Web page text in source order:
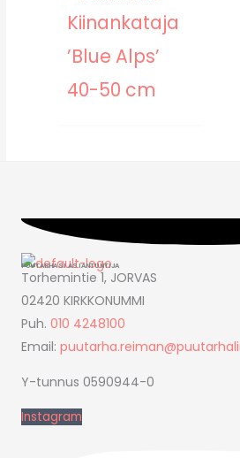
Kiinankataja
’Blue Alps’
40-50 cm
PUUTARHASI ASIANTUNTIJA
Torhemintie 1, JORVAS
02420 KIRKKONUMMI
Puh. 010 4248100
Email:
Y-tunnus 0590944-0
Instagram